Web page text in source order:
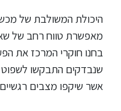
מאפשרת טווח רחב של
בחנו חוקרי המרכז את
שנבדקים התבקשו
אשר שיקפו מצבים